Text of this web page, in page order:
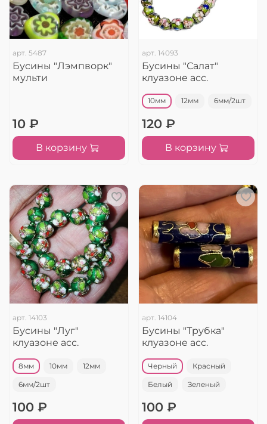
арт. 5487
Бусины "Лэмпворк"
мульти
10 ₽
В корзину
арт. 14093
Бусины "Салат"
клуазоне асс.
10мм 12мм 6мм/2шт
120 ₽
В корзину
арт. 14103
Бусины "Луг"
клуазоне асс.
8мм 10мм 12мм
6мм/2шт
100 ₽
арт. 14104
Бусины "Трубка"
клуазоне асс.
Черный Красный
Белый Зеленый
100 ₽